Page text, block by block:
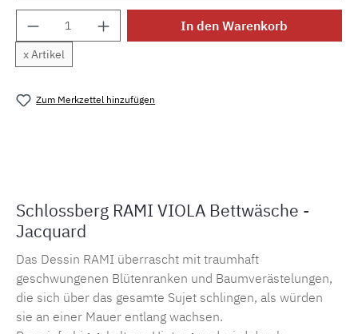
Produkt Anzahl: Gib den gewünschten
x Artikel
In den Warenkorb
Zum Merkzettel hinzufügen
Schlossberg RAMI VIOLA Bettwäsche -
Jacquard
Das Dessin RAMI überrascht mit traumhaft
geschwungenen Blütenranken und Baumverästelungen,
die sich über das gesamte Sujet schlingen, als würden
sie an einer Mauer entlang wachsen.